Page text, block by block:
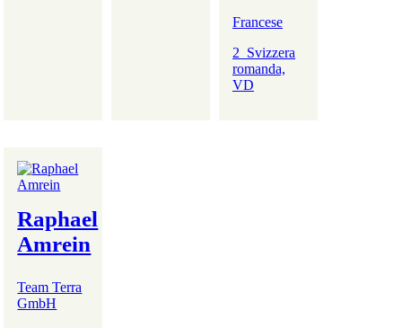
Francese
2_Svizzera
romanda,
VD
Raphael
Amrein
Team Terra
GmbH